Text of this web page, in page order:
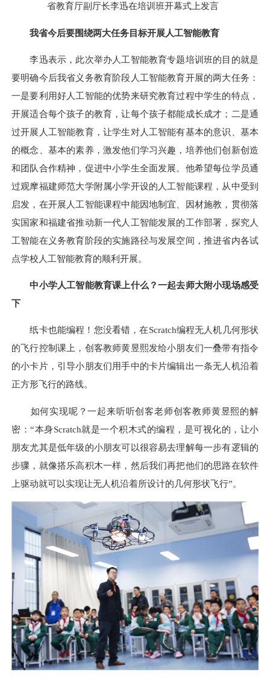
省教育厅副厅长李迅在培训班开幕式上发言
我省今后要围绕两大任务目标开展人工智能教育
李迅表示，此次举办人工智能教育专题培训班的目的就是
要明确今后我省义务教育阶段人工智能教育开展的两大任务：
一是要利用好人工智能的优势来研究教育过程中学生的特点，
开展适合每个孩子的教育，让每个孩子都能成长成才；二是通
过开展人工智能教育，让学生对人工智能有基本的意识、基本
的概念、基本的素养，激发他们学习兴趣，培养他们创新创造
和团队合作精神，促进中小学生全面发展。他希望每位学员通
过观摩福建师范大学附属小学开设的人工智能课程，从中受到
启发，在开展人工智能课程中能因地制宜、因材施教，贯彻落
实国家和福建省推动新一代人工智能发展的工作部署，探究人
工智能在义务教育阶段的实施路径与发展空间，推进省内各试
点学校人工智能教育的顺利开展。
中小学人工智能教育课上什么？一起去师大附小现场感受
下
纸卡也能编程！您没看错，在Scratch编程无人机几何形状
的飞行控制课上，创客教师黄昱熙发给小朋友们一叠带有指令
的小卡片，引导小朋友们用手中的卡片编辑出一条无人机沿着
正方形飞行的路线。
如何实现呢？一起来听听创客老师创客教师黄昱熙的解
密： “本身Scratch就是一个积木式的编程，是可视化的，让小
朋友尤其是低年级的小朋友可以很容易去理解每一步有逻辑的
步骤，就像搭乐高积木一样，然后我们再把他们的思路在软件
上驱动就可以实现让无人机沿着所设计的几何形状飞行”。